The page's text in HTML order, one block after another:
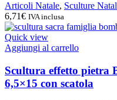
Articoli Natale, Sculture
6,71€ IVA inclusa
Quick view
Aggiungi al carrello
Scultura effetto pietra
6,5×15 con scatola